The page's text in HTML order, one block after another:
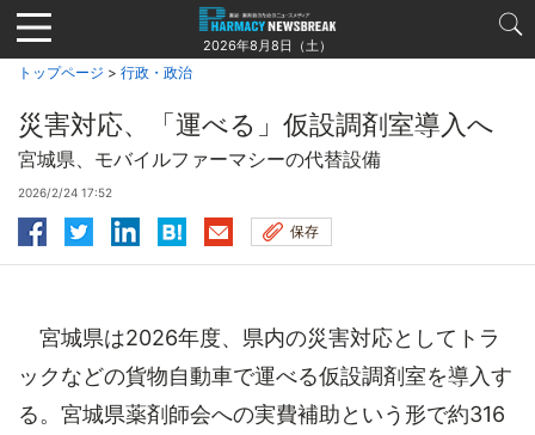
Jump
to
navigation
2026年8月8日（土）
トップページ > 行政・政治
災害対応、「運べる」仮設調剤室導入へ
宮城県、モバイルファーマシーの代替設備
2026/2/24 17:52
保存
宮城県は2026年度、県内の災害対応としてトラ
ックなどの貨物自動車で運べる仮設調剤室を導入す
る。宮城県薬剤師会への実費補助という形で約316